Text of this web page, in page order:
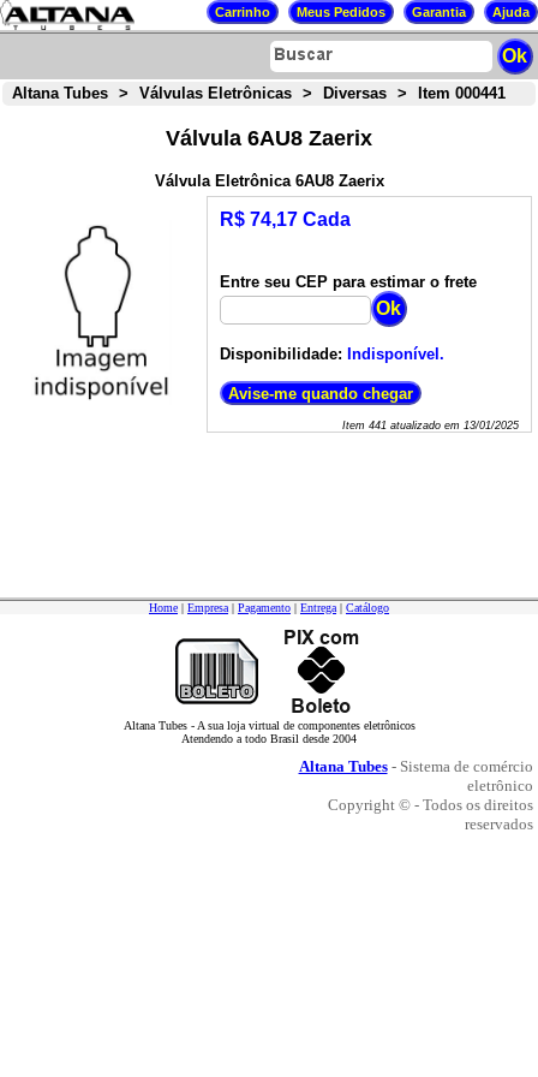
Altana Tubes > Válvulas Eletrônicas > Diversas > Item 000441
Válvula 6AU8 Zaerix
Válvula Eletrônica 6AU8 Zaerix
R$ 74,17 Cada
Entre seu CEP para estimar o frete
Disponibilidade: Indisponível.
Item 441atualizado em 13/01/2025
Home | Empresa | Pagamento | Entrega | Catálogo
Altana Tubes - A sua loja virtual de componentes eletrônicos
Atendendo a todo Brasil desde 2004
Altana Tubes- Sistema de comércio
eletrônico
Copyright © - Todos os direitos
reservados